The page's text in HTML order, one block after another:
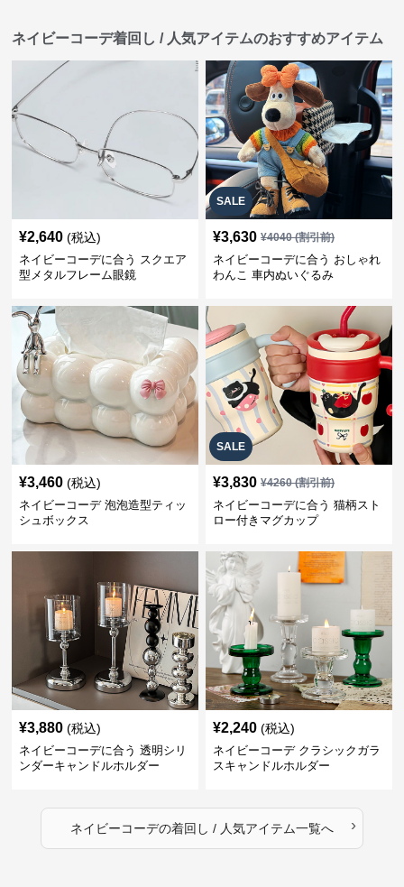
ネイビーコーデ着回し / 人気アイテムのおすすめアイテム
¥2,640 (税込)
ネイビーコーデに合う スクエア
型メタルフレーム眼鏡
SALE
¥3,630 ¥4040(割引前)
ネイビーコーデに合う おしゃれ
わんこ 車内ぬいぐるみ
¥3,460 (税込)
ネイビーコーデ 泡泡造型ティッ
シュボックス
SALE
¥3,830 ¥4260(割引前)
ネイビーコーデに合う 猫柄スト
ロー付きマグカップ
¥3,880 (税込)
ネイビーコーデに合う 透明シリ
ンダーキャンドルホルダー
¥2,240 (税込)
ネイビーコーデ クラシックガラ
スキャンドルホルダー
ネイビーコーデの着回し / 人気アイテム一覧へ ›